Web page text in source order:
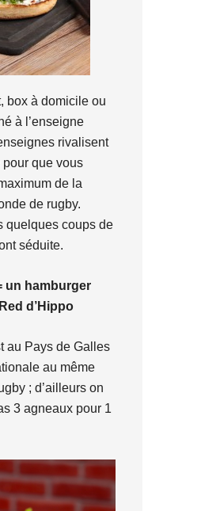
box à domicile ou
à l’enseigne
rivalisent
que vous
de la
de rugby.
quelques coups de
séduite.
un hamburger
d’Hippo
au Pays de Galles
au même
; d’ailleurs on
3 agneaux pour 1